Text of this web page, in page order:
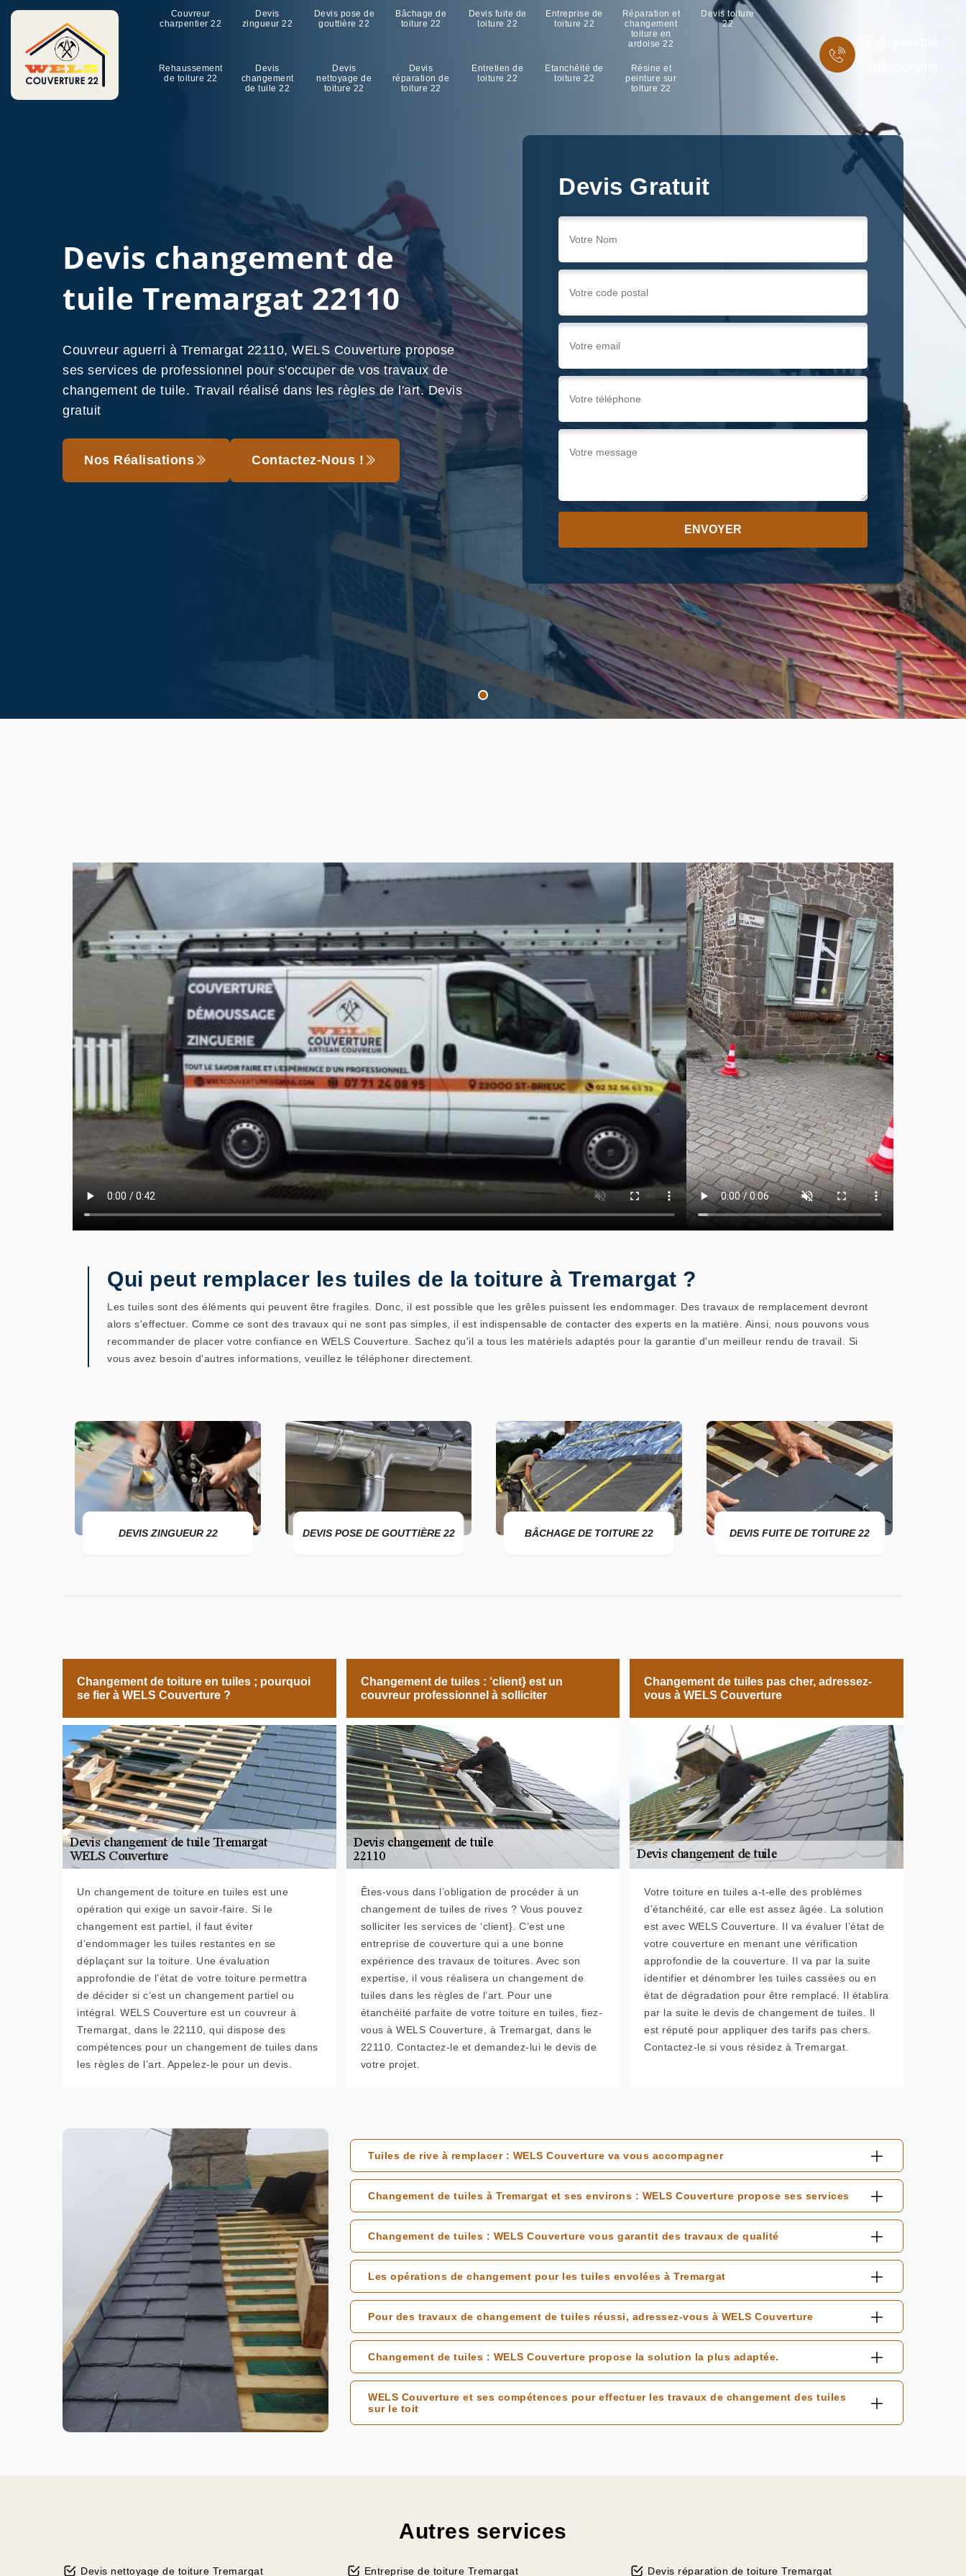
Couvreur
charpentier 22
Devis
zingueur 22
Devis pose de
gouttière 22
Bâchage de
toiture 22
Devis fuite de
toiture 22
Entreprise de
toiture 22
Réparation et
changement
toiture en
ardoise 22
Devis toiture
22
Rehaussement
de toiture 22
Devis
changement
de tuile 22
Devis
nettoyage de
toiture 22
Devis
réparation de
toiture 22
Entretien de
toiture 22
Etanchéité de
toiture 22
Résine et
peinture sur
toiture 22
Devis changement de
tuile Tremargat 22110
Couvreur aguerri à Tremargat 22110, WELS Couverture propose
ses services de professionnel pour s'occuper de vos travaux de
changement de tuile. Travail réalisé dans les règles de l'art. Devis
gratuit
Nos Réalisations Contactez-Nous !
Devis Gratuit
Qui peut remplacer les tuiles de la toiture à Tremargat ?
Les tuiles sont des éléments qui peuvent être fragiles. Donc, il est possible que les grêles puissent les endommager. Des travaux de remplacement devront
alors s'effectuer. Comme ce sont des travaux qui ne sont pas simples, il est indispensable de contacter des experts en la matière. Ainsi, nous pouvons vous
recommander de placer votre confiance en WELS Couverture. Sachez qu'il a tous les matériels adaptés pour la garantie d'un meilleur rendu de travail. Si
vous avez besoin d'autres informations, veuillez le téléphoner directement.
DEVIS ZINGUEUR 22 DEVIS POSE DE GOUTTIÈRE 22 BÂCHAGE DE TOITURE 22 DEVIS FUITE DE TOITURE 22
Changement de toiture en tuiles ; pourquoi
se fier à WELS Couverture ?
Un changement de toiture en tuiles est une
opération qui exige un savoir-faire. Si le
changement est partiel, il faut éviter
d’endommager les tuiles restantes en se
déplaçant sur la toiture. Une évaluation
approfondie de l’état de votre toiture permettra
de décider si c’est un changement partiel ou
intégral. WELS Couverture est un couvreur à
Tremargat, dans le 22110, qui dispose des
compétences pour un changement de tuiles dans
les règles de l’art. Appelez-le pour un devis.
Changement de tuiles : ‘client} est un
couvreur professionnel à solliciter
Êtes-vous dans l’obligation de procéder à un
changement de tuiles de rives ? Vous pouvez
solliciter les services de ‘client}. C’est une
entreprise de couverture qui a une bonne
expérience des travaux de toitures. Avec son
expertise, il vous réalisera un changement de
tuiles dans les règles de l’art. Pour une
étanchéité parfaite de votre toiture en tuiles, fiez-
vous à WELS Couverture, à Tremargat, dans le
22110. Contactez-le et demandez-lui le devis de
votre projet.
Changement de tuiles pas cher, adressez-
vous à WELS Couverture
Votre toiture en tuiles a-t-elle des problèmes
d’étanchéité, car elle est assez âgée. La solution
est avec WELS Couverture. Il va évaluer l’état de
votre couverture en menant une vérification
approfondie de la couverture. Il va par la suite
identifier et dénombrer les tuiles cassées ou en
état de dégradation pour être remplacé. Il établira
par la suite le devis de changement de tuiles. Il
est réputé pour appliquer des tarifs pas chers.
Contactez-le si vous résidez à Tremargat.
Tuiles de rive à remplacer : WELS Couverture va vous accompagner
Changement de tuiles à Tremargat et ses environs : WELS Couverture propose ses services
Changement de tuiles : WELS Couverture vous garantit des travaux de qualité
Les opérations de changement pour les tuiles envolées à Tremargat
Pour des travaux de changement de tuiles réussi, adressez-vous à WELS Couverture
Changement de tuiles : WELS Couverture propose la solution la plus adaptée.
WELS Couverture et ses compétences pour effectuer les travaux de changement des tuiles
sur le toit
Autres services
Devis nettoyage de toiture Tremargat Entreprise de toiture Tremargat Devis réparation de toiture Tremargat